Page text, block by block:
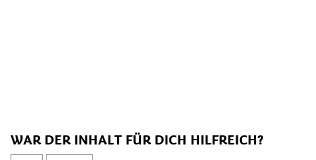
WAR DER INHALT FÜR DICH HILFREICH?